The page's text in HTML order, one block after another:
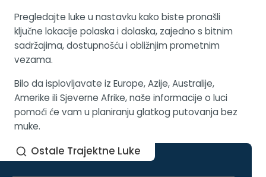
Pregledajte luke u nastavku kako biste pronašli
ključne lokacije polaska i dolaska, zajedno s bitnim
sadržajima, dostupnošću i obližnjim prometnim
vezama.
Bilo da isplovljavate iz Europe, Azije, Australije,
Amerike ili Sjeverne Afrike, naše informacije o luci
pomoći će vam u planiranju glatkog putovanja bez
muke.
Ostale Trajektne Luke